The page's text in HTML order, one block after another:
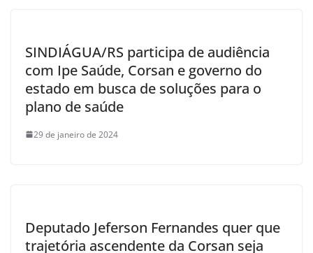
SINDIÁGUA/RS participa de audiência
com Ipe Saúde, Corsan e governo do
estado em busca de soluções para o
plano de saúde
29 de janeiro de 2024
Deputado Jeferson Fernandes quer que
trajetória ascendente da Corsan seja